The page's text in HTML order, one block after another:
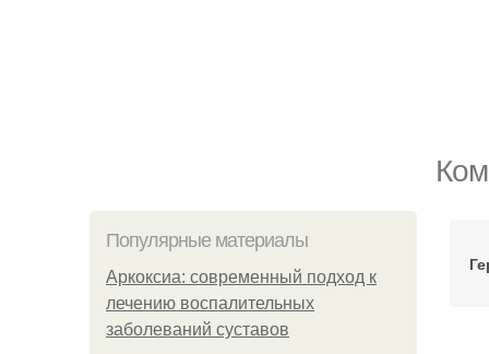
Популярные материалы
Аркоксиа: современный подход к
лечению воспалительных
заболеваний суставов